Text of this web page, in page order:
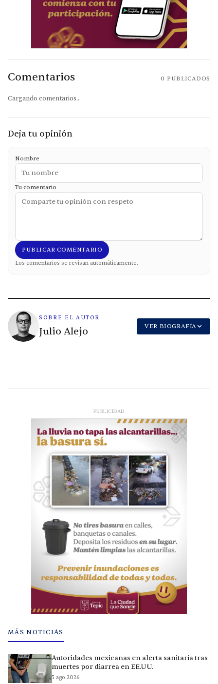
Comentarios 0 PUBLICADOS
Cargando comentarios...
Deja tu opinión
Nombre
Tu comentario
PUBLICAR COMENTARIO
Los comentarios se revisan automáticamente.
SOBRE EL AUTOR
Julio Alejo VER BIOGRAFÍA
PUBLICIDAD
MÁS NOTICIAS
Autoridades mexicanas en alerta sanitaria tras
muertes por diarrea en EE.UU.
5 ago 2026